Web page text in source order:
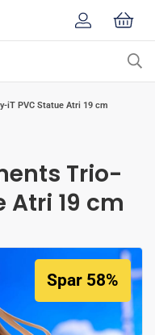
iT PVC Statue Atri 19 cm
Trio-
Atri 19 cm
Spar 58%